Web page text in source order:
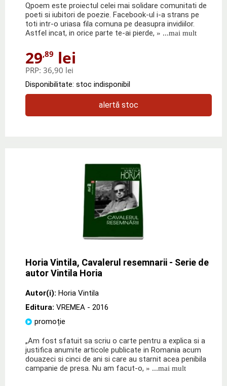
Qpoem este proiectul celei mai solidare comunitati de
poeti si iubitori de poezie. Facebook-ul i-a strans pe
toti intr-o uriasa fila comuna pe deasupra invidiilor.
Astfel incat, in orice parte te-ai pierde, » ...mai mult
29,89 lei
PRP: 36,90 lei
Disponibilitate: stoc indisponibil
alertă stoc
Horia Vintila, Cavalerul resemnarii - Serie de
autor Vintila Horia
Autor(i): Horia Vintila
Editura: VREMEA - 2016
promoție
„Am fost sfatuit sa scriu o carte pentru a explica si a
justifica anumite articole publicate in Romania acum
douazeci si cinci de ani si care au starnit acea penibila
campanie de presa. Nu am facut-o, » ...mai mult